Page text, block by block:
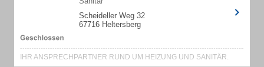
Scheideller Weg 32
67716 Heltersberg
IHR ANSPRECHPARTNER RUND UM HEIZUNG UND SANITÄR.